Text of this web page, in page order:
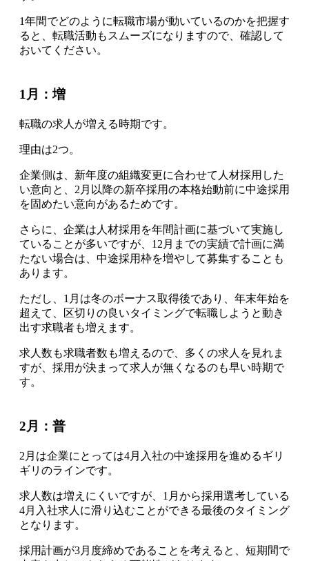
1年間でどのように転職市場が動いているのかを把握す
ると、転職活動もスムーズになりますので、確認して
おいてください。
1月：増
転職の求人が増える時期です。
理由は2つ。
企業側は、新年度の組織変更に合わせて人材採用した
い意向と、2月以降の新卒採用の本格始動前に中途採用
を固めたい意向があるためです。
さらに、企業は人材採用を年間計画に基づいて実施し
ていることが多いですが、12月までの実績で計画に満
たない場合は、中途採用枠を増やして募集することも
あります。
ただし、1月は冬のボーナス取得後であり、年末年始を
超えて、
区切りの良いタイミングで転職しようと動き
出す求職者も増えます。
求人数も求職者数も増えるので、多くの求人を見れま
すが、採用が決まって求人が無くなるのも早い時期で
す。
2月：普
2月は企業にとっては4月入社の中途採用を進めるギリ
ギリのラインです。
求人数は増えにくいですが、1月から採用選考している
4月入社求人に滑り込むことができる最後のタイミング
となります。
採用計画が3月度締めであることを考えると、 短期間で